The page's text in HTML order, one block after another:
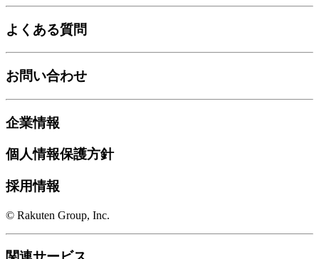
よくある質問
お問い合わせ
企業情報
個人情報保護方針
採用情報
© Rakuten Group, Inc.